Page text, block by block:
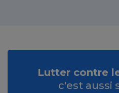
Lutter contre
c'est aussi